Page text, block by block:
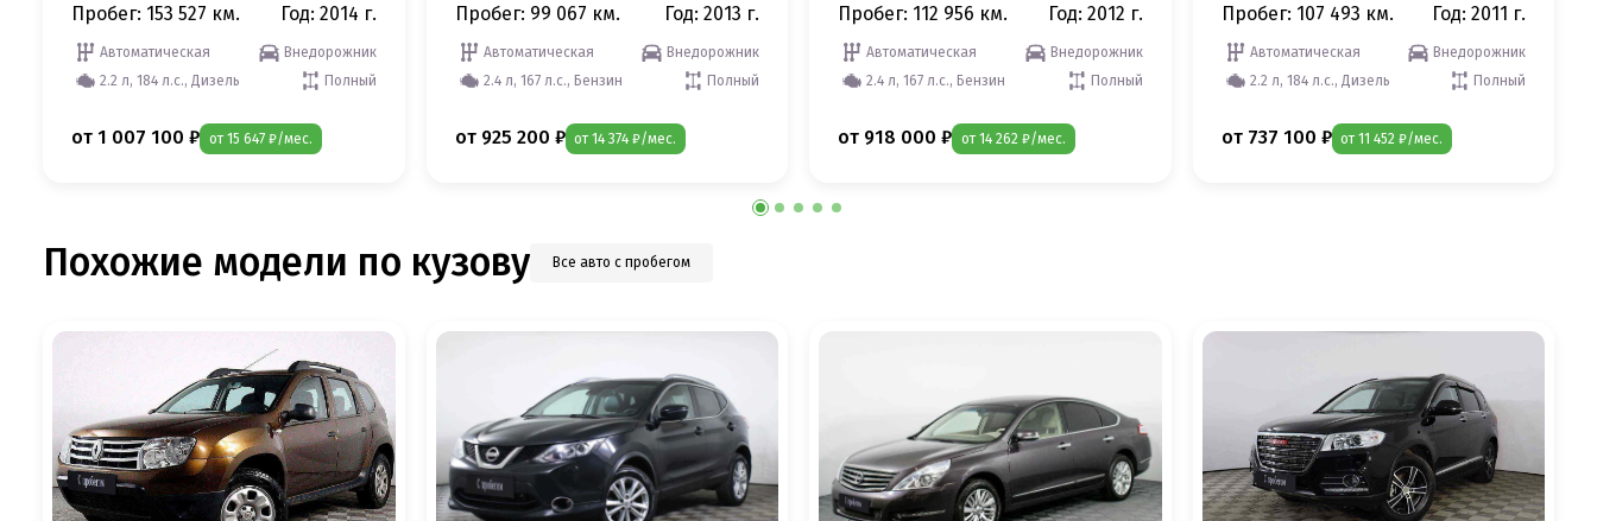
Пробег: 153 527 км. Год: 2014 г.
Автоматическая
Внедорожник
2.2 л, 184 л.с., Дизель
Полный
от 1 007 100 ₽ от 15 647 ₽/мес.
Пробег: 99 067 км. Год: 2013 г.
Автоматическая
Внедорожник
2.4 л, 167 л.с., Бензин
Полный
от 925 200 ₽ от 14 374 ₽/мес.
Пробег: 112 956 км. Год: 2012 г.
Автоматическая
Внедорожник
2.4 л, 167 л.с., Бензин
Полный
от 918 000 ₽ от 14 262 ₽/мес.
Пробег: 107 493 км. Год: 2011 г.
Автоматическая
Внедорожник
2.2 л, 184 л.с., Дизель
Полный
от 737 100 ₽ от 11 452 ₽/мес.
Похожие модели по кузову Все авто с пробегом